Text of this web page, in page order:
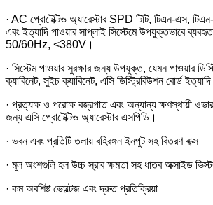
· AC প্রোটেক্টিভ অ্যারেস্টার SPD টিটি, টিএন-এস,
এবং ইত্যাদি পাওয়ার সাপ্লাই সিস্টেমে উপযুক্তভাবে
50/60Hz, <380V।
· সিস্টেম পাওয়ার সুরক্ষার জন্য উপযুক্ত, যেমন পাওয়ার
ক্যাবিনেট, সুইচ ক্যাবিনেট, এসি ডিস্ট্রিবিউশন বোর্ড
· প্রত্যক্ষ ও পরোক্ষ বজ্রপাত এবং অন্যান্য ক্ষণস্থায়ী
জন্য এসি প্রোটেক্টিভ অ্যারেস্টার এসপিডি।
· ভবন এবং প্রতিটি তলায় বহিরঙ্গন ইনপুট সহ বিতরণ বাক্স
· মূল অংশগুলি হল উচ্চ স্রাব ক্ষমতা সহ ধাতব অক্সাইড
· কম অবশিষ্ট ভোল্টেজ এবং দ্রুত প্রতিক্রিয়া